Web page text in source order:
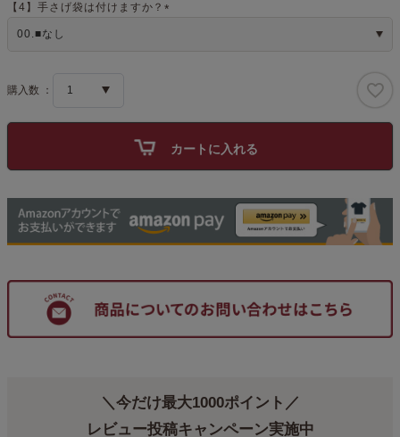
【4】手さげ袋は付けますか？
カートに入れる
＼今だけ最大1000ポイント／
レビュー投稿キャンペーン実施中